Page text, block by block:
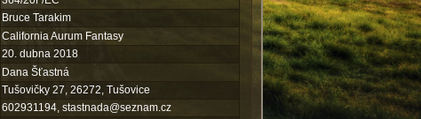
Bruce Tarakim
California Aurum Fantasy
20. dubna 2018
Dana Šťastná
Tušovičky 27, 26272, Tušovice
602931194, stastnada@seznam.cz